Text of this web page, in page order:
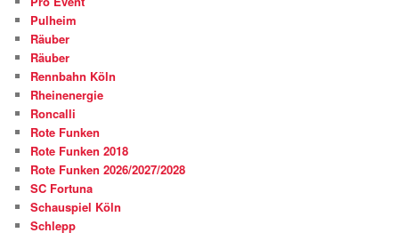
Pulheim
Räuber
Räuber
Rennbahn Köln
Rheinenergie
Roncalli
Rote Funken
Rote Funken 2018
Rote Funken 2026/2027/2028
SC Fortuna
Schauspiel Köln
Schlepp